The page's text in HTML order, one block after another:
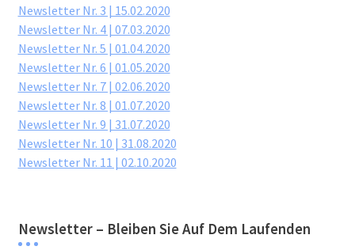
Newsletter Nr. 3 | 15.02.2020
Newsletter Nr. 4 | 07.03.2020
Newsletter Nr. 5 | 01.04.2020
Newsletter Nr. 6 | 01.05.2020
Newsletter Nr. 7 | 02.06.2020
Newsletter Nr. 8 | 01.07.2020
Newsletter Nr. 9 | 31.07.2020
Newsletter Nr. 10 | 31.08.2020
Newsletter Nr. 11 | 02.10.2020
Newsletter – Bleiben Sie Auf Dem Laufenden